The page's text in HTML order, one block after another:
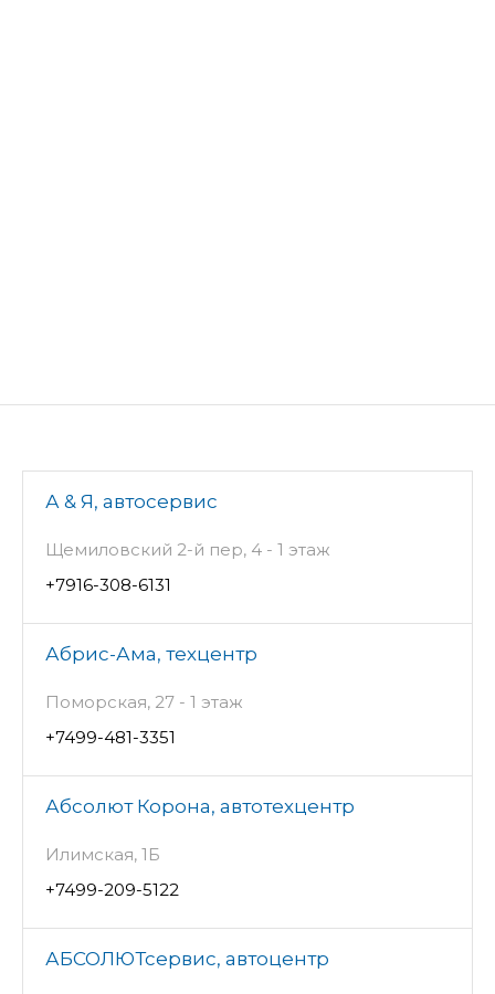
А & Я, автосервис
Щемиловский 2-й пер, 4 - 1 этаж
+7916-308-6131
Абрис-Ама, техцентр
Поморская, 27 - 1 этаж
+7499-481-3351
Абсолют Корона, автотехцентр
Илимская, 1Б
+7499-209-5122
АБСОЛЮТсервис, автоцентр